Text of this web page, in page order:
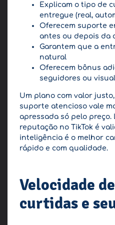
Explicam o tipo de
entregue (real,
Oferecem suporte
antes ou depois da
Garantem que a
natural
Oferecem bônus
seguidores ou
Um plano com valor
suporte atencioso vale
apressada só pelo preço.
reputação no TikTok é
inteligência é o melhor
rápido e com qualidade.
Velocidade
curtidas e